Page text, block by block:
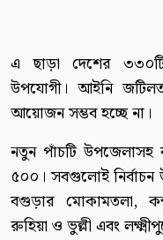
এ ছাড়া দেশের
উপযোগী। আইনি
আয়োজন সম্ভব হচ্ছে না।
নতুন পাঁচটি উপজেলাসহ
৫০০। সবগুলোই
বগুড়ার মোকামতলা,
রুহিয়া ও ভুল্লী এবং